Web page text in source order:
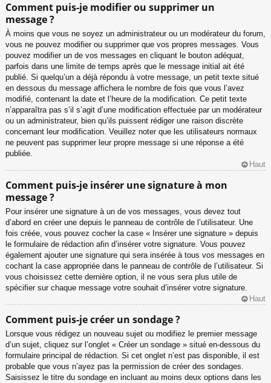
Comment puis-je modifier ou supprimer un
message ?
À moins que vous ne soyez un administrateur ou un modérateur du forum,
vous ne pouvez modifier ou supprimer que vos propres messages. Vous
pouvez modifier un de vos messages en cliquant le bouton adéquat,
parfois dans une limite de temps après que le message initial ait été
publié. Si quelqu’un a déjà répondu à votre message, un petit texte situé
en dessous du message affichera le nombre de fois que vous l’avez
modifié, contenant la date et l’heure de la modification. Ce petit texte
n’apparaîtra pas s’il s’agit d’une modification effectuée par un modérateur
ou un administrateur, bien qu’ils puissent rédiger une raison discrète
concernant leur modification. Veuillez noter que les utilisateurs normaux
ne peuvent pas supprimer leur propre message si une réponse a été
publiée.
Haut
Comment puis-je insérer une signature à mon
message ?
Pour insérer une signature à un de vos messages, vous devez tout
d’abord en créer une depuis le panneau de contrôle de l’utilisateur. Une
fois créée, vous pouvez cocher la case « Insérer une signature » depuis
le formulaire de rédaction afin d’insérer votre signature. Vous pouvez
également ajouter une signature qui sera insérée à tous vos messages en
cochant la case appropriée dans le panneau de contrôle de l’utilisateur. Si
vous choisissez cette dernière option, il ne vous sera plus utile de
spécifier sur chaque message votre souhait d’insérer votre signature.
Haut
Comment puis-je créer un sondage ?
Lorsque vous rédigez un nouveau sujet ou modifiez le premier message
d’un sujet, cliquez sur l’onglet « Créer un sondage » situé en-dessous du
formulaire principal de rédaction. Si cet onglet n’est pas disponible, il est
probable que vous n’ayez pas la permission de créer des sondages.
Saisissez le titre du sondage en incluant au moins deux options dans les